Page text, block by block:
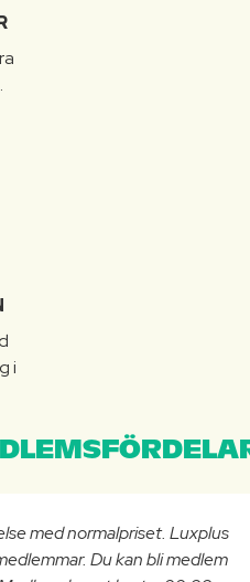
i
med normalpriset. Luxplus
Du kan bli medlem